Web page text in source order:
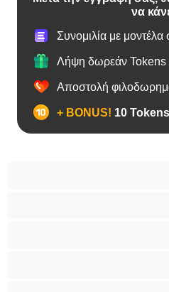
να
Συνομιλία με
Λήψη δωρεάν Tokens
Αποστολή
+ BONUS! 10